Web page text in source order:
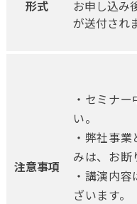
形式
お申し込み
が送付され
注意事項
・セミナ
い。
・弊社事
みは、お断
・講演内
ざいます。